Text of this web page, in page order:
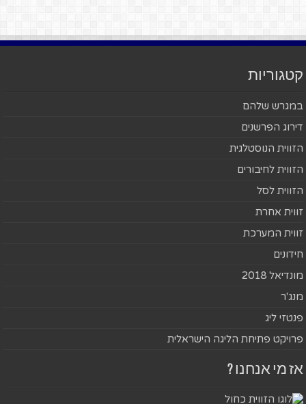
קטגוריות
במגרש שלהם
דירוג הפרשנים
הזווית הנוסטלגית
הזווית לחיבורים
הזווית לסל
זווית אחרת
זווית המערכת
חידונים
מונדיאל 2018
מנג'ר
פנטזי ליג
פרויקט פתיחת הליגה הישראלית
אז מי אנחנו ?